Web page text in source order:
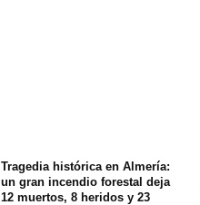
Tragedia histórica en Almería:
un gran incendio forestal deja
12 muertos, 8 heridos y 23